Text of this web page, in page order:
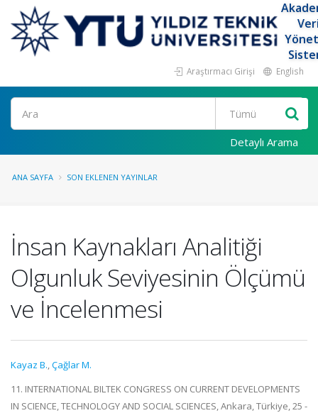
Araştırmacı Girişi English
Ara
Detaylı Arama
ANA SAYFA SON EKLENEN YAYINLAR
İnsan Kaynakları Analitiği
Olgunluk Seviyesinin Ölçümü
ve İncelenmesi
Kayaz B.,Çağlar M.
11. INTERNATIONAL BILTEK CONGRESS ON CURRENT DEVELOPMENTS
IN SCIENCE, TECHNOLOGY AND SOCIAL SCIENCES, Ankara, Türkiye, 25 -